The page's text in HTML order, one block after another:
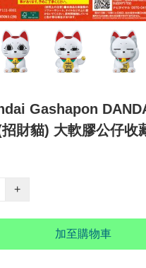
Gashapon
財貓) 大軟膠公仔收
+
加至購物車